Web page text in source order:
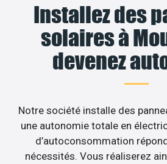
Installez des
solaires à
devenez
Notre société installe des
une autonomie totale en
d’autoconsommation
nécessités. Vous réaliserez